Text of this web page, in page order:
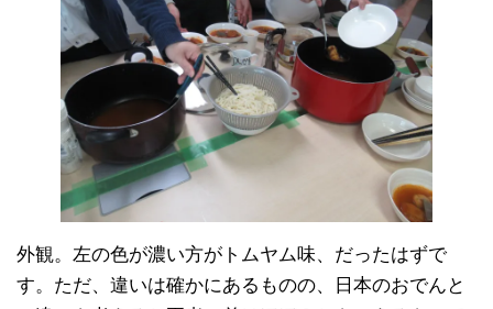
外観。左の色が濃い方がトムヤム味、だったはずで
す。ただ、違いは確かにあるものの、日本のおでんと